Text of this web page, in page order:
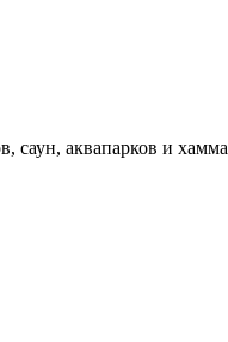
саун, аквапарков и